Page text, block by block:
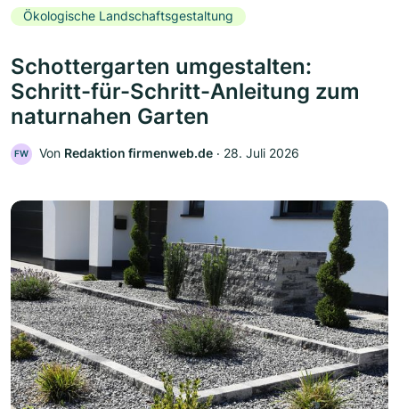
Ökologische Landschaftsgestaltung
Schottergarten umgestalten:
Schritt-für-Schritt-Anleitung zum
naturnahen Garten
FW Von Redaktion firmenweb.de ‧ 28. Juli 2026